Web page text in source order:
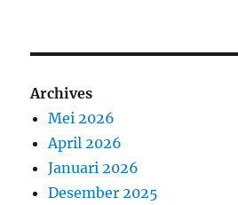
Archives
Mei 2026
April 2026
Januari 2026
Desember 2025